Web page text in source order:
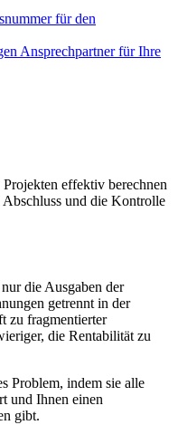
für den
Ansprechpartner für Ihre
effektiv berechnen
und die Kontrolle
nur die Ausgaben der
getrennt in der
zu fragmentierter
, die Rentabilität zu
Problem, indem sie alle
und Ihnen einen
gibt.